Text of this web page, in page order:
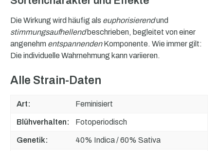
Die Wirkung wird häufig als euphorisierendund
stimmungsaufhellendbeschrieben, begleitet von einer
angenehm entspannendenKomponente. Wie immer gilt:
Die individuelle Wahrnehmung kann variieren.
Alle Strain-Daten
Art: Feminisiert
Blühverhalten: Fotoperiodisch
Genetik: 40% Indica / 60% Sativa